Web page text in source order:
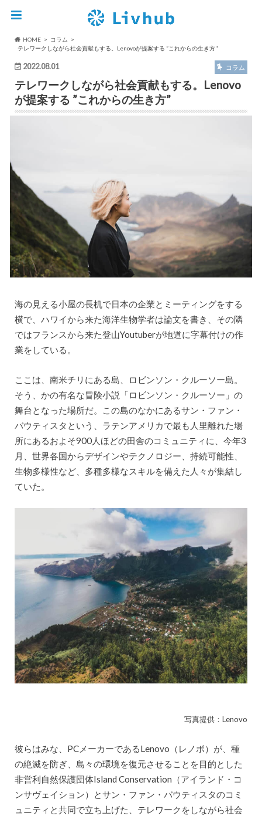
HOME
コラム
テレワークしながら社会貢献もする。Lenovoが提案する ”これからの生き方"
2022.08.01 コラム
テレワークしながら社会貢献もする。Lenovo
が提案する ”これからの生き方”
海の見える小屋の長机で日本の企業とミーティングをする
横で、ハワイから来た海洋生物学者は論文を書き、その隣
ではフランスから来た登山Youtuberが地道に字幕付けの作
業をしている。
ここは、南米チリにある島、ロビンソン・クルーソー島。
そう、かの有名な冒険小説「ロビンソン・クルーソー」の
舞台となった場所だ。この島のなかにあるサン・ファン・
バウティスタという、ラテンアメリカで最も人里離れた場
所にあるおよそ900人ほどの田舎のコミュニティに、今年3
月、世界各国からデザインやテクノロジー、持続可能性、
生物多様性など、多種多様なスキルを備えた人々が集結し
ていた。
写真提供：Lenovo
彼らはみな、PCメーカーであるLenovo（レノボ）が、種
の絶滅を防ぎ、島々の環境を復元させることを目的とした
非営利自然保護団体Island Conservation（アイランド・コ
ンサヴェイション）とサン・ファン・バウティスタのコミ
ュニティと共同で立ち上げた、テレワークをしながら社会